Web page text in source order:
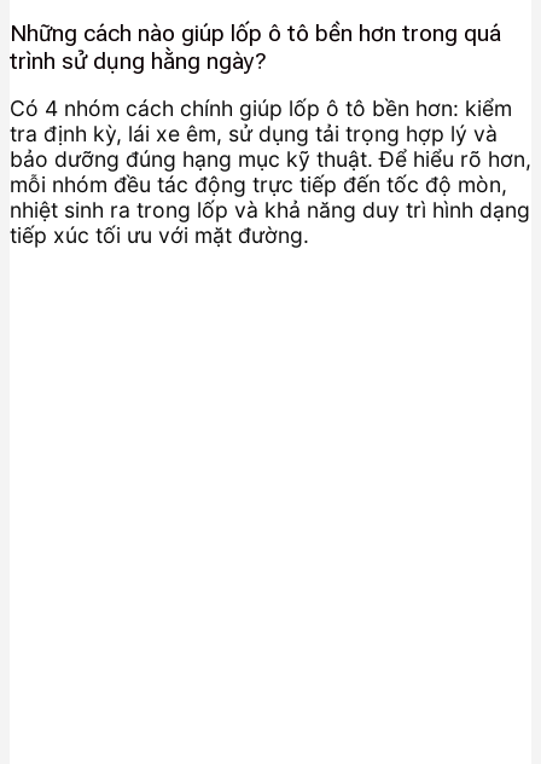
Những cách nào giúp lốp ô tô bền hơn trong quá
trình sử dụng hằng ngày?
Có 4 nhóm cách chính giúp lốp ô tô bền hơn: kiểm
tra định kỳ, lái xe êm, sử dụng tải trọng hợp lý và
bảo dưỡng đúng hạng mục kỹ thuật. Để hiểu rõ hơn,
mỗi nhóm đều tác động trực tiếp đến tốc độ mòn,
nhiệt sinh ra trong lốp và khả năng duy trì hình dạng
tiếp xúc tối ưu với mặt đường.